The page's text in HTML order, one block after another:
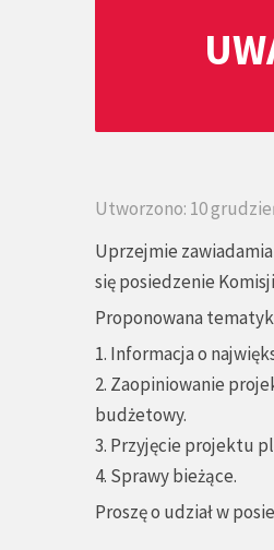
Utworzono: 10
Uprzejmie
się posiedzenie
Proponowana
1. Informacja o
2. Zaopiniowanie
budżetowy.
3. Przyjęcie projektu
4. Sprawy bieżące.
Proszę o udział w